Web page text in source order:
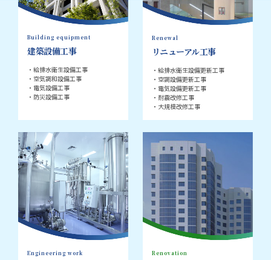
Building equipment
建築設備工事
・給排水衛生設備工事
・空気調和設備工事
・電気設備工事
・防災設備工事
Renewal
リニューアル工事
・給排水衛生設備更新工事
・空調設備更新工事
・電気設備更新工事
・耐震改修工事
・大規模改修工事
Engineering work Renovation